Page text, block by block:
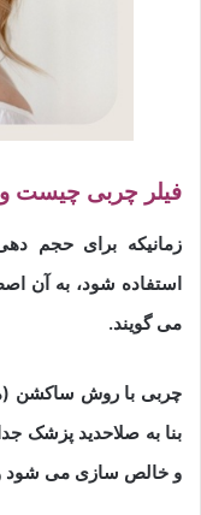
فیلر چربی چیست
زمانیکه برای حجم
استفاده شود، به آن
می گویند.
چربی با روش ساکشن
بنا به صلاحدید پزشک
و خالص سازی می شود و